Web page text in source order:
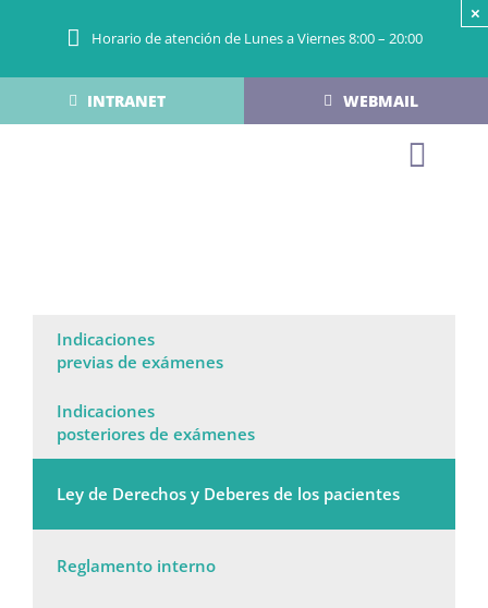
Horario de atención de Lunes a Viernes 8:00 – 20:00
×
INTRANET WEBMAIL
Indicaciones
previas de exámenes
Indicaciones
posteriores de exámenes
Ley de Derechos y Deberes de los pacientes
Reglamento interno